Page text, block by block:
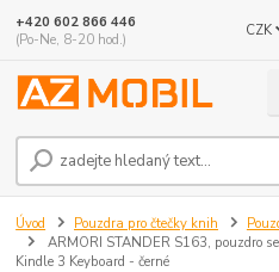
CZK
+420 602 866 446
(Po-Ne, 8-20 hod.)
Úvod Pouzdra pro čtečky knih
ARMORI STANDER S163, pouzdro
Kindle 3 Keyboard - černé